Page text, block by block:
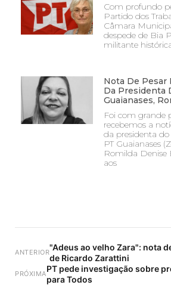
Com profundo
Partido dos
Câmara
despede de Bia
militante
Nota De Pesar
Da Presidenta
Guaianases,
Foi com grande
recebemos a
da presidenta
PT Guaianases
Romilda Denise
aos
ANTERIOR"Adeus ao velho Zara": nota
de Ricardo Zarattini
PRÓXIMAPT pede investigação sobre
para Todos